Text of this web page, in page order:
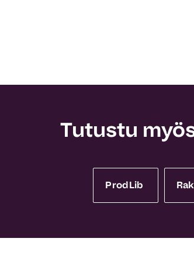
Tutustu
ProdLib